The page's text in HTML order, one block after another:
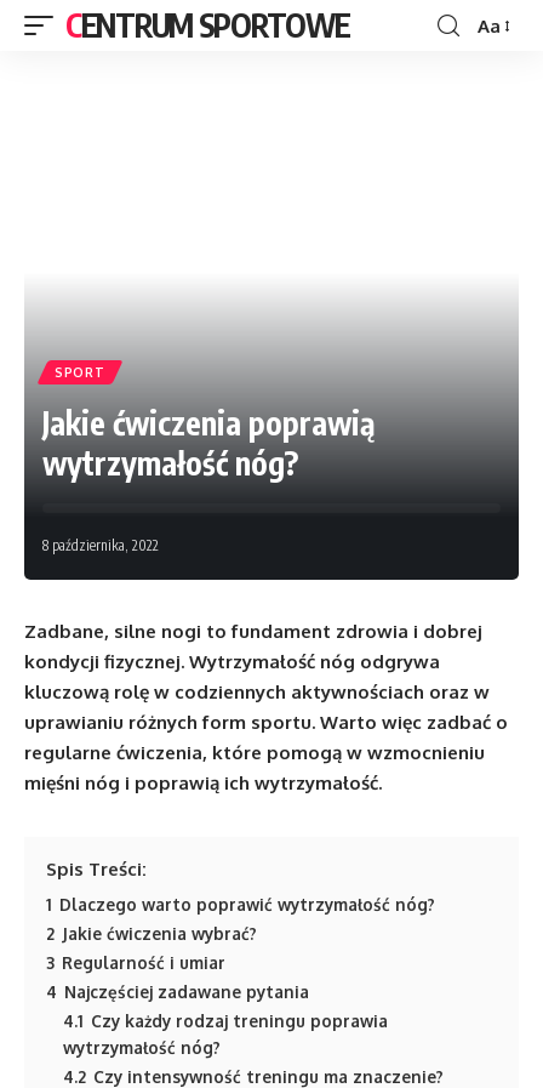
CENTRUM SPORTOWE Aa
SPORT
Jakie ćwiczenia poprawią
wytrzymałość nóg?
8 października, 2022
Zadbane, silne nogi to fundament zdrowia i dobrej
kondycji fizycznej. Wytrzymałość nóg odgrywa
kluczową rolę w codziennych aktywnościach oraz w
uprawianiu różnych form sportu. Warto więc zadbać o
regularne ćwiczenia, które pomogą w wzmocnieniu
mięśni nóg i poprawią ich wytrzymałość.
Spis Treści:
1 Dlaczego warto poprawić wytrzymałość nóg?
2 Jakie ćwiczenia wybrać?
3 Regularność i umiar
4 Najczęściej zadawane pytania
4.1 Czy każdy rodzaj treningu poprawia
wytrzymałość nóg?
4.2 Czy intensywność treningu ma znaczenie?